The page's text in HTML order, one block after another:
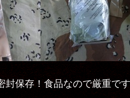
封保存！食品なので厳重で